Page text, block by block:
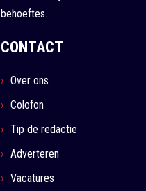
behoeftes.
CONTACT
Over ons
Colofon
Tip de redactie
Adverteren
Vacatures